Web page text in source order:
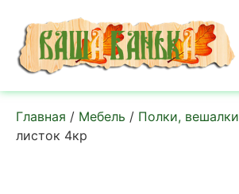
Главная / Мебель / Полки, вешалки
листок 4кр